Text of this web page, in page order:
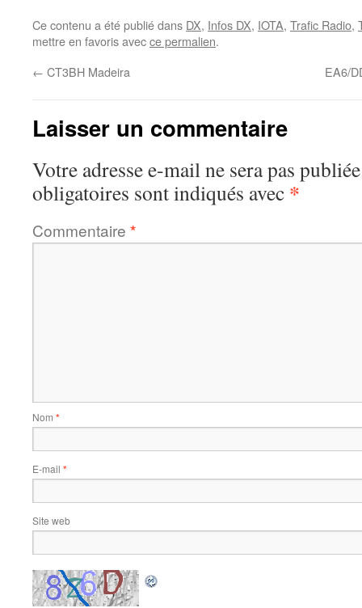
Ce contenu a été publié dans DX, Infos DX, IOTA, Trafic Radio,
mettre en favoris avecce permalien.
← CT3BH Madeira EA6/
Laisser un commentaire
Votre adresse e-mail ne sera pas
obligatoires sont indiqués avec *
Commentaire *
Nom *
E-mail *
Site web